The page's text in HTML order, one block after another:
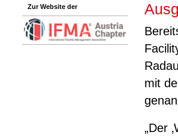
Zur Website der
mit
„Der